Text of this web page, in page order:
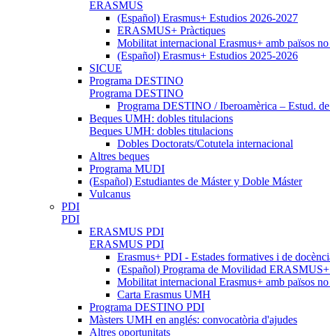
ERASMUS
(Español) Erasmus+ Estudios 2026-2027
ERASMUS+ Pràctiques
Mobilitat internacional Erasmus+ amb països
(Español) Erasmus+ Estudios 2025-2026
SICUE
Programa DESTINO
Programa DESTINO
Programa DESTINO / Iberoamèrica – Estud.
Beques UMH: dobles titulacions
Beques UMH: dobles titulacions
Dobles Doctorats/Cotutela internacional
Altres beques
Programa MUDI
(Español) Estudiantes de Máster y Doble Máster
Vulcanus
PDI
PDI
ERASMUS PDI
ERASMUS PDI
Erasmus+ PDI - Estades formatives i de
(Español) Programa de Movilidad
Mobilitat internacional Erasmus+ amb països
Carta Erasmus UMH
Programa DESTINO PDI
Màsters UMH en anglés: convocatòria d'ajudes
Altres oportunitats